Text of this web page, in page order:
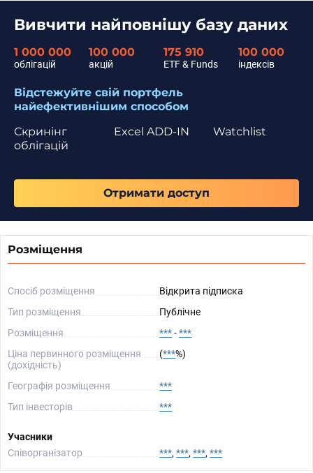
Вивчити найповнішу базу даних
1 000 000
облігацій
100 000
акцій
175 910
ETF & Funds
100 000
індексів
Відстежуйте свій портфель
найефективнішим способом
Скринінг
облігацій
Watchlist
Excel ADD-IN
Отримати доступ
Розміщення
Спосіб розміщення
Відкрита підписка
Тип розміщення
Публічне
Розміщення
***-***
Ціна первинного розміщення
(дохідність)
(***%)
Географія розміщення
***
Тип інвесторів
***
Учасники
Співорганізатор
***, ***, ***, ***